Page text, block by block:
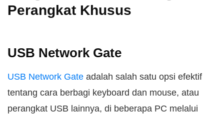
Perangkat Khusus
USB Network Gate
USB Network Gate adalah salah satu opsi efektif
tentang cara berbagi keyboard dan mouse, atau
perangkat USB lainnya, di beberapa PC melalui